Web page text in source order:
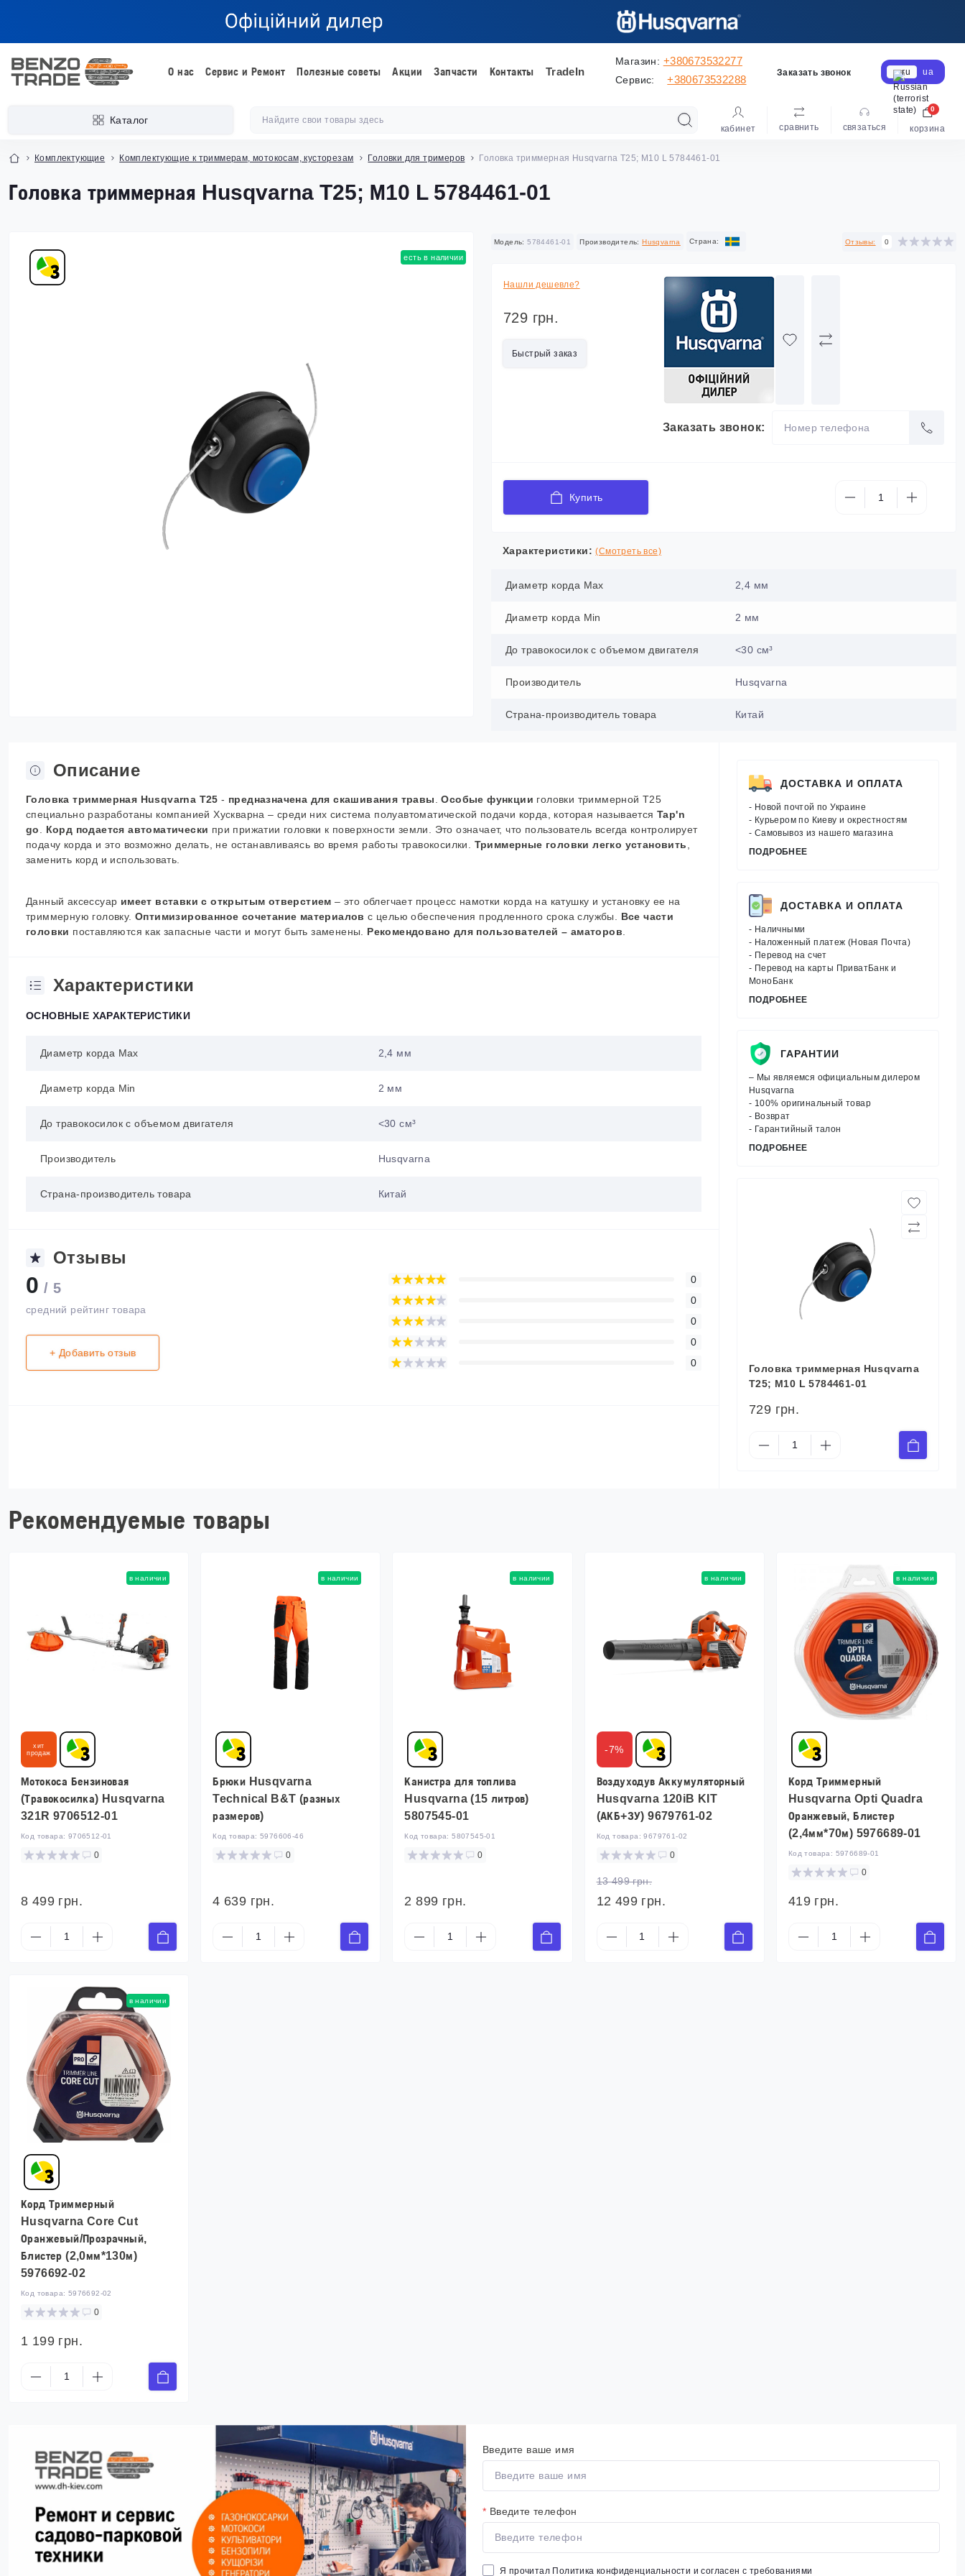
О нас Сервис и Ремонт Полезные советы Акции Запчасти Контакты TradeIn
Магазин: +380673532277
Сервис: +380673532288
Заказать звонок ru ua
Каталог
кабинет сравнить cвязаться корзина
0
Комплектующие Комплектующие к триммерам, мотокосам, кусторезам Головки для тримеров Головка триммерная Husqvarna T25; М10 L 5784461-01
Головка триммерная Husqvarna T25; М10 L 5784461-01
есть в наличии
Модель: 5784461-01 Производитель: Husqvarna Cтрана: Отзывы: 0
Нашли дешевле?
729 грн.
Быстрый заказ
Заказать звонок:
Купить
Характеристики: (Смотреть все)
Диаметр корда Max 2,4 мм
Диаметр корда Min 2 мм
До травокосилок с объемом двигателя <30 см³
Производитель Husqvarna
Страна-производитель товара Китай
Описание
Головка триммерная Husqvarna T25 - предназначена для скашивания травы .Особые функции головки триммерной T25
специально разработаны компанией Хускварна – среди них система полуавтоматической подачи корда, которая называется Tap'n
go
Корд подается автоматически при прижатии головки к поверхности земли. Это означает, что пользователь всегда контролирует
подачу корда и это возможно делать, не останавливаясь во время работы травокосилки. Триммерные головки легко установить
заменить корд и использовать.
Данный аксессуар имеет вставки с открытым отверстием – это облегчает процесс намотки корда на катушку и установку ее на
триммерную головку. Оптимизированное сочетание материалов с целью обеспечения продленного срока службы. Все части
головки поставляются как запасные части и могут быть заменены. Рекомендовано для пользователей – аматоров
Характеристики
ОСНОВНЫЕ ХАРАКТЕРИСТИКИ
Диаметр корда Max 2,4 мм
Диаметр корда Min 2 мм
До травокосилок с объемом двигателя <30 см³
Производитель Husqvarna
Страна-производитель товара Китай
Отзывы
0 / 5
средний рейтинг товара
+ Добавить отзыв
0
0
0
0
0
ДОСТАВКА И ОПЛАТА
- Новой почтой по Украине
- Курьером по Киеву и окрестностям
- Самовывоз из нашего магазина
ПОДРОБНЕЕ
ДОСТАВКА И ОПЛАТА
- Наличными
- Наложенный платеж (Новая Почта)
- Перевод на счет
- Перевод на карты ПриватБанк и
МоноБанк
ПОДРОБНЕЕ
ГАРАНТИИ
– Мы являемся официальным дилером
Husqvarna
- 100% оригинальный товар
- Возврат
- Гарантийный талон
ПОДРОБНЕЕ
Головка триммерная Husqvarna
T25; М10 L 5784461-01
729 грн.
Рекомендуемые товары
в наличии
хит
продаж
Мотокоса Бензиновая
(Травокосилка) Husqvarna
321R 9706512-01
Код товара: 9706512-01
0
8 499 грн.
в наличии
Брюки Husqvarna
Technical B&T (разных
размеров)
Код товара: 5976606-46
0
4 639 грн.
в наличии
Канистра для топлива
Husqvarna (15 литров)
5807545-01
Код товара:5807545-01
0
2 899 грн.
-7%
в наличии
Воздуходув Аккумуляторный
Husqvarna 120iB KIT
(АКБ+ЗУ) 9679761-02
Код товара:9679761-02
0
13 499 грн.
12 499 грн.
в наличии
Корд Триммерный
Husqvarna Opti Quadra
Оранжевый, Блистер
(2,4мм*70м) 5976689-01
Код товара: 5976689-01
0
419 грн.
в наличии
Корд Триммерный
Husqvarna Core Cut
Оранжевый/Прозрачный,
Блистер (2,0мм*130м)
5976692-02
Код товара: 5976692-02
0
1 199 грн.
Введите ваше имя
* Введите телефон
Я прочитал Политика конфиденциальности и согласен с требованиями